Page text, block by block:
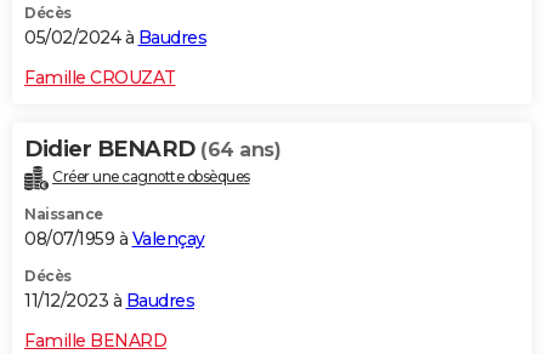
Décès
05/02/2024 à Baudres
Famille CROUZAT
Didier BENARD (64 ans)
Créer une cagnotte obsèques
Naissance
08/07/1959 à Valençay
Décès
11/12/2023 à Baudres
Famille BENARD